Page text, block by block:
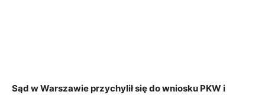
Sąd w Warszawie przychylił się do wniosku PKW i